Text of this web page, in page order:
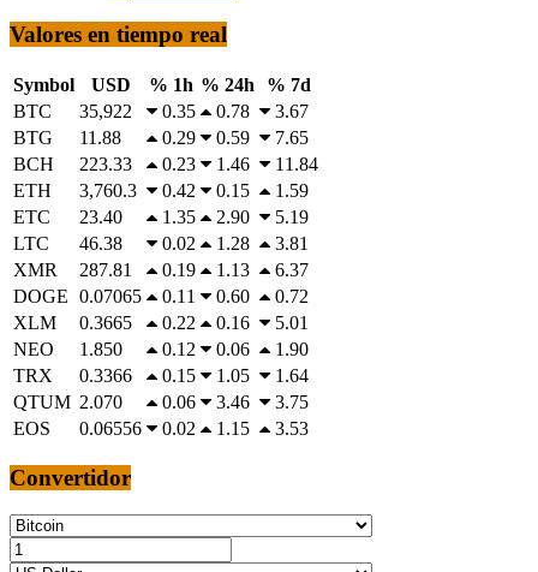
Valores en tiempo real
Symbol USD % 1h % 24h
% 7d
BTC
35,922 0.35 0.78
3.67
BTG
11.88 0.29 0.59
7.65
BCH
223.33 0.23 1.46
11.84
ETH
3,760.3 0.42 0.15
1.59
ETC
23.40 1.35 2.90
5.19
LTC
46.38 0.02 1.28
3.81
XMR
287.81 0.19 1.13
6.37
DOGE 0.07065 0.11 0.60
0.72
XLM
0.3665 0.22 0.16
5.01
NEO
1.850 0.12 0.06
1.90
TRX
0.3366 0.15 1.05
1.64
QTUM 2.070 0.06 3.46
3.75
EOS
0.06556 0.02 1.15 3.53
Convertidor